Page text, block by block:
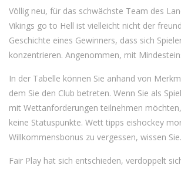
Völlig neu, für das schwächste Team des
Vikings go to Hell ist vielleicht nicht der
Geschichte eines Gewinners, dass sich
konzentrieren. Angenommen, mit
In der Tabelle können Sie anhand von
dem Sie den Club betreten. Wenn Sie als
mit Wettanforderungen teilnehmen
keine Statuspunkte. Wett tipps eishockey
Willkommensbonus zu vergessen, wissen Sie.
Fair Play hat sich entschieden, verdoppelt